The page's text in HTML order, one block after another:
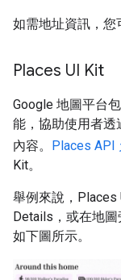
如需地址資訊，您
Places UI Kit
Google 地圖平台
能，協助使用者透
內容。 Places API
Kit。
舉例來說，Places
Details，或在地圖
如下圖所示。